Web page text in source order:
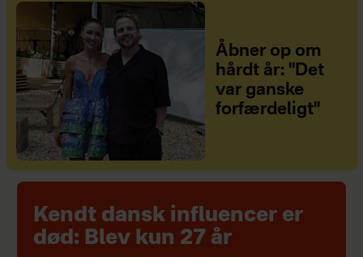
Åbner op om
hårdt år: "Det
var ganske
forfærdeligt"
Kendt dansk influencer er
død: Blev kun 27 år